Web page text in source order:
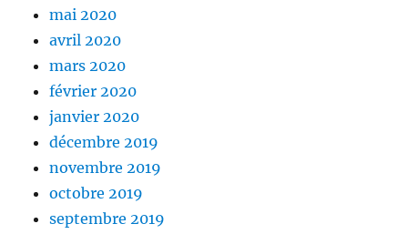
mai 2020
avril 2020
mars 2020
février 2020
janvier 2020
décembre 2019
novembre 2019
octobre 2019
septembre 2019